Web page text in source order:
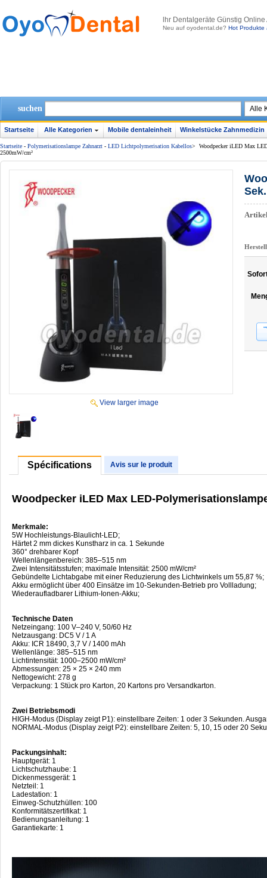
lhr Dentalgeräte Günstig
Neu auf oyodental.de? Hot Produkte
suchen
Startseite Alle Kategorien Mobile dentaleinheit Winkelstücke Zahnmedizin
Startseite - Polymerisationslampe Zahnarzt - LED Lichtpolymerisation Kabellos> Woodpecker iLED Max
2500mW/cm²
View larger image
Spécifications Avis sur le produit
Woodpecker iLED Max LED-
Merkmale:
5W Hochleistungs-Blaulicht-LED;
Härtet 2 mm dickes Kunstharz in ca. 1 Sekunde
360° drehbarer Kopf
Wellenlängenbereich: 385–515 nm
Zwei Intensitätsstufen; maximale Intensität: 2500 mW/cm²
Gebündelte Lichtabgabe mit einer Reduzierung des Lichtwinkels um 55,87 %;
Akku ermöglicht über 400 Einsätze im 10-Sekunden-Betrieb pro Vollladung;
Wiederaufladbarer Lithium-Ionen-Akku;
Technische Daten
Netzeingang: 100 V–240 V, 50/60 Hz
Netzausgang: DC5 V / 1 A
Akku: ICR 18490, 3,7 V / 1400 mAh
Wellenlänge: 385–515 nm
Lichtintensität: 1000–2500 mW/cm²
Abmessungen: 25 × 25 × 240 mm
Nettogewicht: 278 g
Verpackung: 1 Stück pro Karton, 20 Kartons pro Versandkarton.
Zwei Betriebsmodi
HIGH-Modus (Display zeigt P1): einstellbare Zeiten: 1 oder 3 Sekunden.
NORMAL-Modus (Display zeigt P2): einstellbare Zeiten: 5, 10, 15 oder 20
Packungsinhalt:
Hauptgerät: 1
Lichtschutzhaube: 1
Dickenmessgerät: 1
Netzteil: 1
Ladestation: 1
Einweg-Schutzhüllen: 100
Konformitätszertifikat: 1
Bedienungsanleitung: 1
Garantiekarte: 1